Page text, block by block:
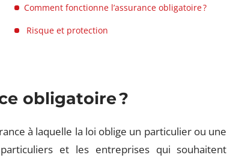
Comment fonctionne l’assurance obligatoire ?
Risque et protection
obligatoire?
à laquelle la loi oblige un particulier ou une
et les entreprises qui souhaitent